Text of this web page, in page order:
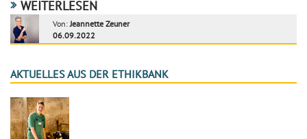
WEITERLESEN
Von:Jeannette Zeuner
06.09.2022
AKTUELLES AUS DER ETHIKBANK